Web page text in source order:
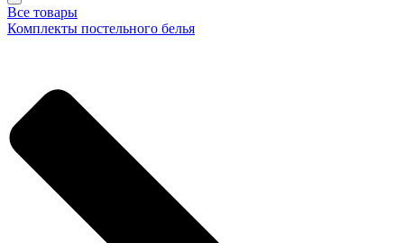
Все товары
Комплекты постельного белья